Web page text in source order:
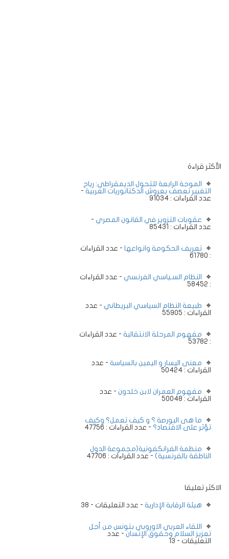
الأكثر قراءة
الموجة الرابعة للتحول الديمقراطي: رياح
التغيير تعصف بعروش الدكتاتوريات العربية -
عدد القراءات : 91034
عقوبات التزوير في القانون المصري -
عدد القراءات : 85431
تعريف الحكومة وانواعها - عدد القراءات
: 61780
النظام السـياسي الفرنسي - عدد القراءات
: 58452
طبيعة النظام السياسي البريطاني - عدد
القراءات : 55905
مفهوم المرحلة الانتقالية - عدد القراءات
: 53782
معنى اليسار و اليمين بالسياسة - عدد
القراءات : 50424
مفهوم العمران لابن خلدون - عدد
القراءات : 50048
ما هى البورصة ؟ و كيف تعمل؟ وكيف
تؤثر على الاقتصاد؟ - عدد القراءات : 47756
منظمة الفرانكفونية(مجموعة الدول
الناطقة بالفرنسية) - عدد القراءات : 47706
الاكثر تعليقا
هيئة الرقابة الإدارية - عدد التعليقات - 38
اللقاء العربي الاوروبي بتونس من أجل
تعزيز السلام وحقوق الإنسان - عدد
التعليقات - 13